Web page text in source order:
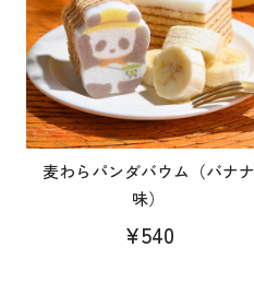
麦わらパンダバウム（バナナ
味）
¥540